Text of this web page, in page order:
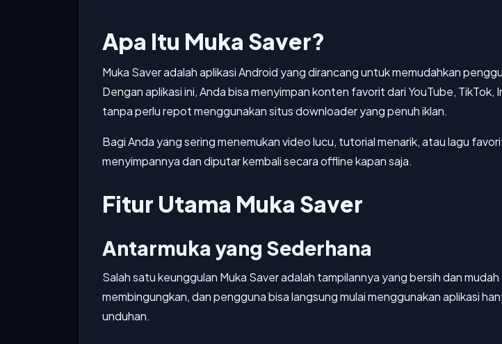
Apa Itu Muka Saver?
Muka Saver adalah aplikasi Android yang dirancang untuk memudahkan
Dengan aplikasi ini, Anda bisa menyimpan konten favorit dari YouTube,
tanpa perlu repot menggunakan situs downloader yang penuh iklan.
Bagi Anda yang sering menemukan video lucu, tutorial menarik, atau lagu
menyimpannya dan diputar kembali secara offline kapan saja.
Fitur Utama Muka Saver
Antarmuka yang Sederhana
Salah satu keunggulan Muka Saver adalah tampilannya yang bersih dan
membingungkan, dan pengguna bisa langsung mulai menggunakan aplikasi
unduhan.